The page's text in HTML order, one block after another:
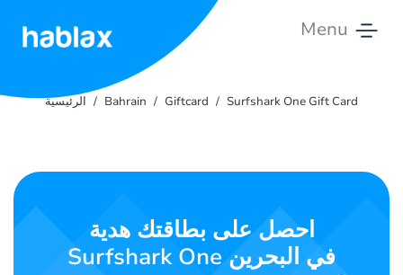
Menu
التعريفات
اتصل
الرئيسية Bahrain Giftcard Surfshark One Gift Card
احصل على بطاقتك هدية
Surfshark One في البحرين